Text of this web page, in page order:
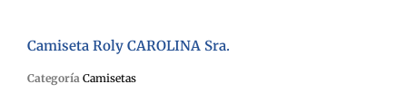
Camiseta Roly CAROLINA Sra.
Categoría Camisetas